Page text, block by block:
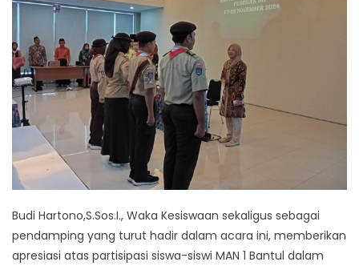
Budi Hartono,S.Sos.I., Waka Kesiswaan sekaligus sebagai
pendamping yang turut hadir dalam acara ini, memberikan
apresiasi atas partisipasi siswa-siswi MAN 1 Bantul dalam